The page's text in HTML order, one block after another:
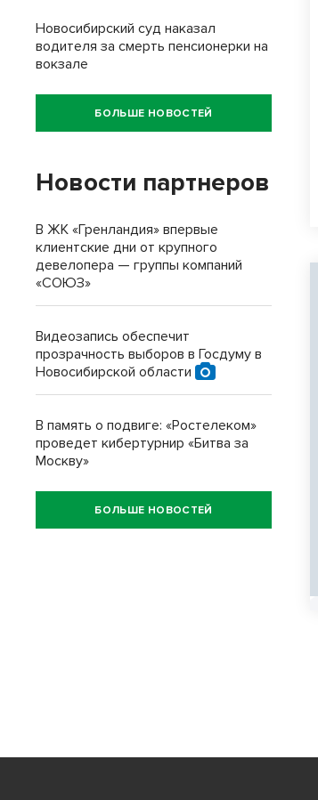
Новосибирский суд наказал
водителя за смерть пенсионерки на
вокзале
БОЛЬШЕ НОВОСТЕЙ
Новости партнеров
В ЖК «Гренландия» впервые
клиентские дни от крупного
девелопера — группы компаний
«СОЮЗ»
Видеозапись обеспечит
прозрачность выборов в Госдуму в
Новосибирской области
В память о подвиге: «Ростелеком»
проведет кибертурнир «Битва за
Москву»
БОЛЬШЕ НОВОСТЕЙ